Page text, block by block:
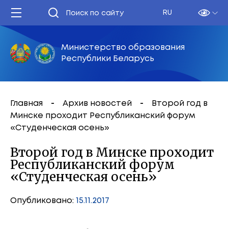
RU
Министерство образования
Республики Беларусь
Главная Архив новостей
Второй год в
Минске проходит Республиканский форум
«Студенческая осень»
Второй год в Минске проходит
Республиканский форум
«Студенческая осень»
Опубликовано: 15.11.2017